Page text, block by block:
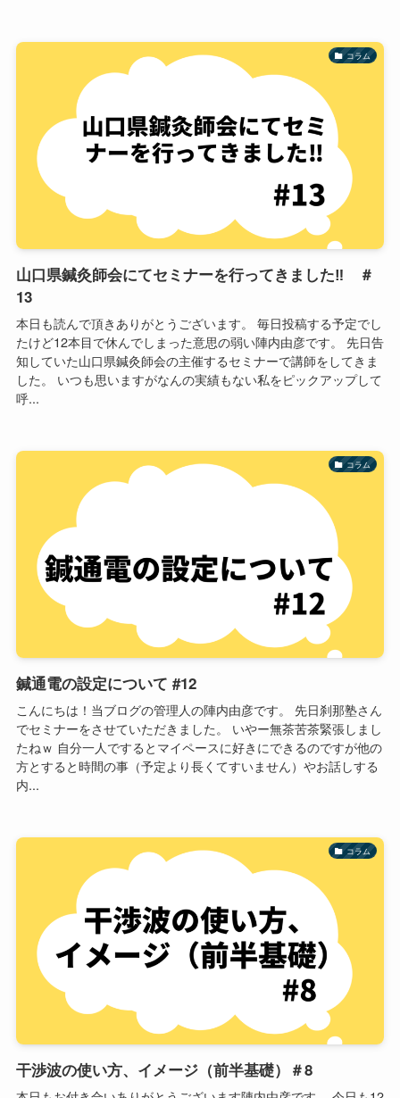
コラム
山口県鍼灸師会にてセミナーを行ってきました‼ ＃
13
本日も読んで頂きありがとうございます。 毎日投稿する予定でし
たけど12本目で休んでしまった意思の弱い陣内由彦です。 先日告
知していた山口県鍼灸師会の主催するセミナーで講師をしてきま
した。 いつも思いますがなんの実績もない私をピックアップして
呼...
コラム
鍼通電の設定について #12
こんにちは！当ブログの管理人の陣内由彦です。 先日刹那塾さん
でセミナーをさせていただきました。 いやー無茶苦茶緊張しまし
たねｗ 自分一人でするとマイペースに好きにできるのですが他の
方とすると時間の事（予定より長くてすいません）やお話しする
内...
コラム
干渉波の使い方、イメージ（前半基礎）＃8